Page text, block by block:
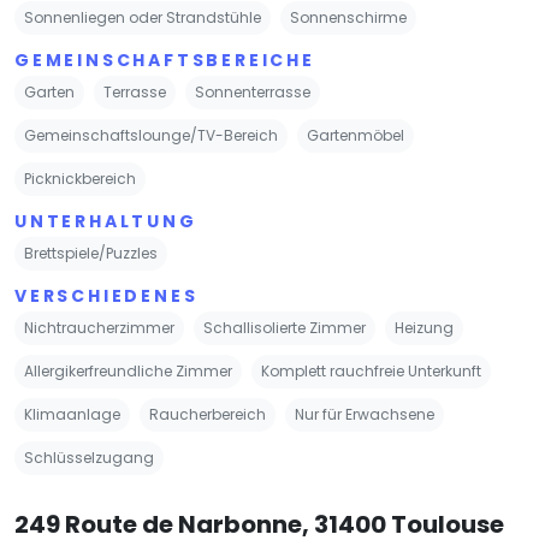
Sonnenliegen oder Strandstühle Sonnenschirme
GEMEINSCHAFTSBEREICHE
Garten Terrasse Sonnenterrasse
Gemeinschaftslounge/TV-Bereich Gartenmöbel
Picknickbereich
UNTERHALTUNG
Brettspiele/Puzzles
VERSCHIEDENES
Nichtraucherzimmer Schallisolierte Zimmer Heizung
Allergikerfreundliche Zimmer Komplett rauchfreie Unterkunft
Klimaanlage Raucherbereich Nur für Erwachsene
Schlüsselzugang
249 Route de Narbonne, 31400 Toulouse